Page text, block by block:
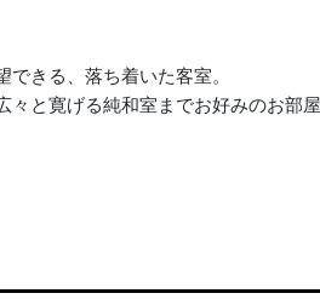
きる、落ち着いた客室。
々と寛げる純和室までお好みのお部